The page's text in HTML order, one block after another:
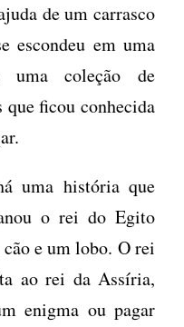
de um carrasco
escondeu em uma
uma coleção de
que ficou conhecida
uma história que
o rei do Egito
e um lobo. O rei
ao rei da Assíria,
enigma ou pagar